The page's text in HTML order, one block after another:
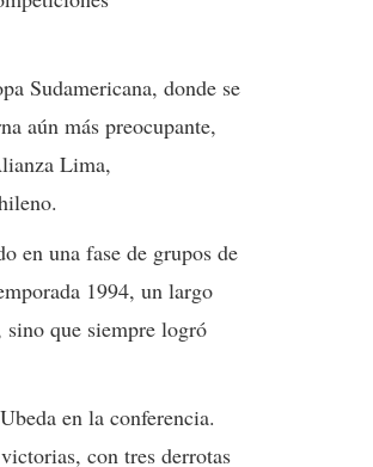
Sudamericana, donde se
aún más preocupante,
Lima,
en una fase de grupos de
1994, un largo
que siempre logró
en la conferencia.
con tres derrotas